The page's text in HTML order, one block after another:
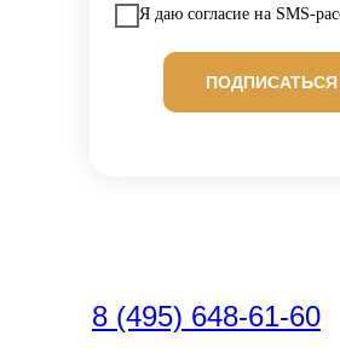
Я даю согласие на SMS-
ПОДПИСАТЬСЯ
8 (495) 648-61-60